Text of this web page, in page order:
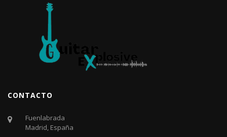
CONTACTO
Fuenlabrada
Madrid, España